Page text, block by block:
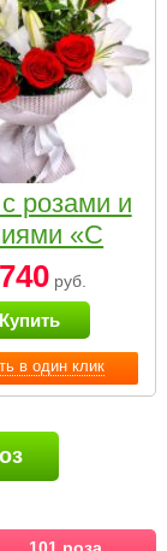
в один клик
розами и
«С
руб.
Купить
101 роза